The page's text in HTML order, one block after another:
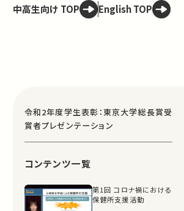
中高生向け TOP English TOP
令和2年度学生表彰：東京大学総長賞受
賞者プレゼンテーション
コンテンツ一覧
第1回 コロナ禍における
保健所支援活動